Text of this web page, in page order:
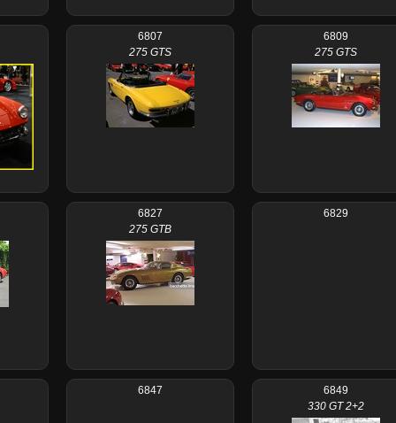
6807
275 GTS
6809
275 GTS
6827
275 GTB
6829
6847
6849
330 GT 2+2